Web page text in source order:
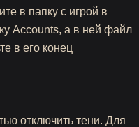
в папку с игрой в
Accounts, а в ней файл
в его конец
отключить тени. Для